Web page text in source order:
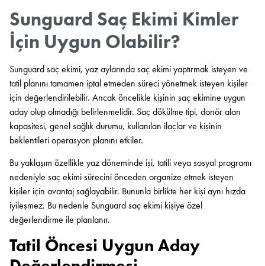
Sunguard Saç Ekimi Kimler
İçin Uygun Olabilir?
Sunguard saç ekimi, yaz aylarında saç ekimi yaptırmak isteyen ve
tatil planını tamamen iptal etmeden süreci yönetmek isteyen kişiler
için değerlendirilebilir. Ancak öncelikle kişinin saç ekimine uygun
aday olup olmadığı belirlenmelidir. Saç dökülme tipi, donör alan
kapasitesi, genel sağlık durumu, kullanılan ilaçlar ve kişinin
beklentileri operasyon planını etkiler.
Bu yaklaşım özellikle yaz döneminde işi, tatili veya sosyal programı
nedeniyle saç ekimi sürecini önceden organize etmek isteyen
kişiler için avantaj sağlayabilir. Bununla birlikte her kişi aynı hızda
iyileşmez. Bu nedenle Sunguard saç ekimi kişiye özel
değerlendirme ile planlanır.
Tatil Öncesi Uygun Aday